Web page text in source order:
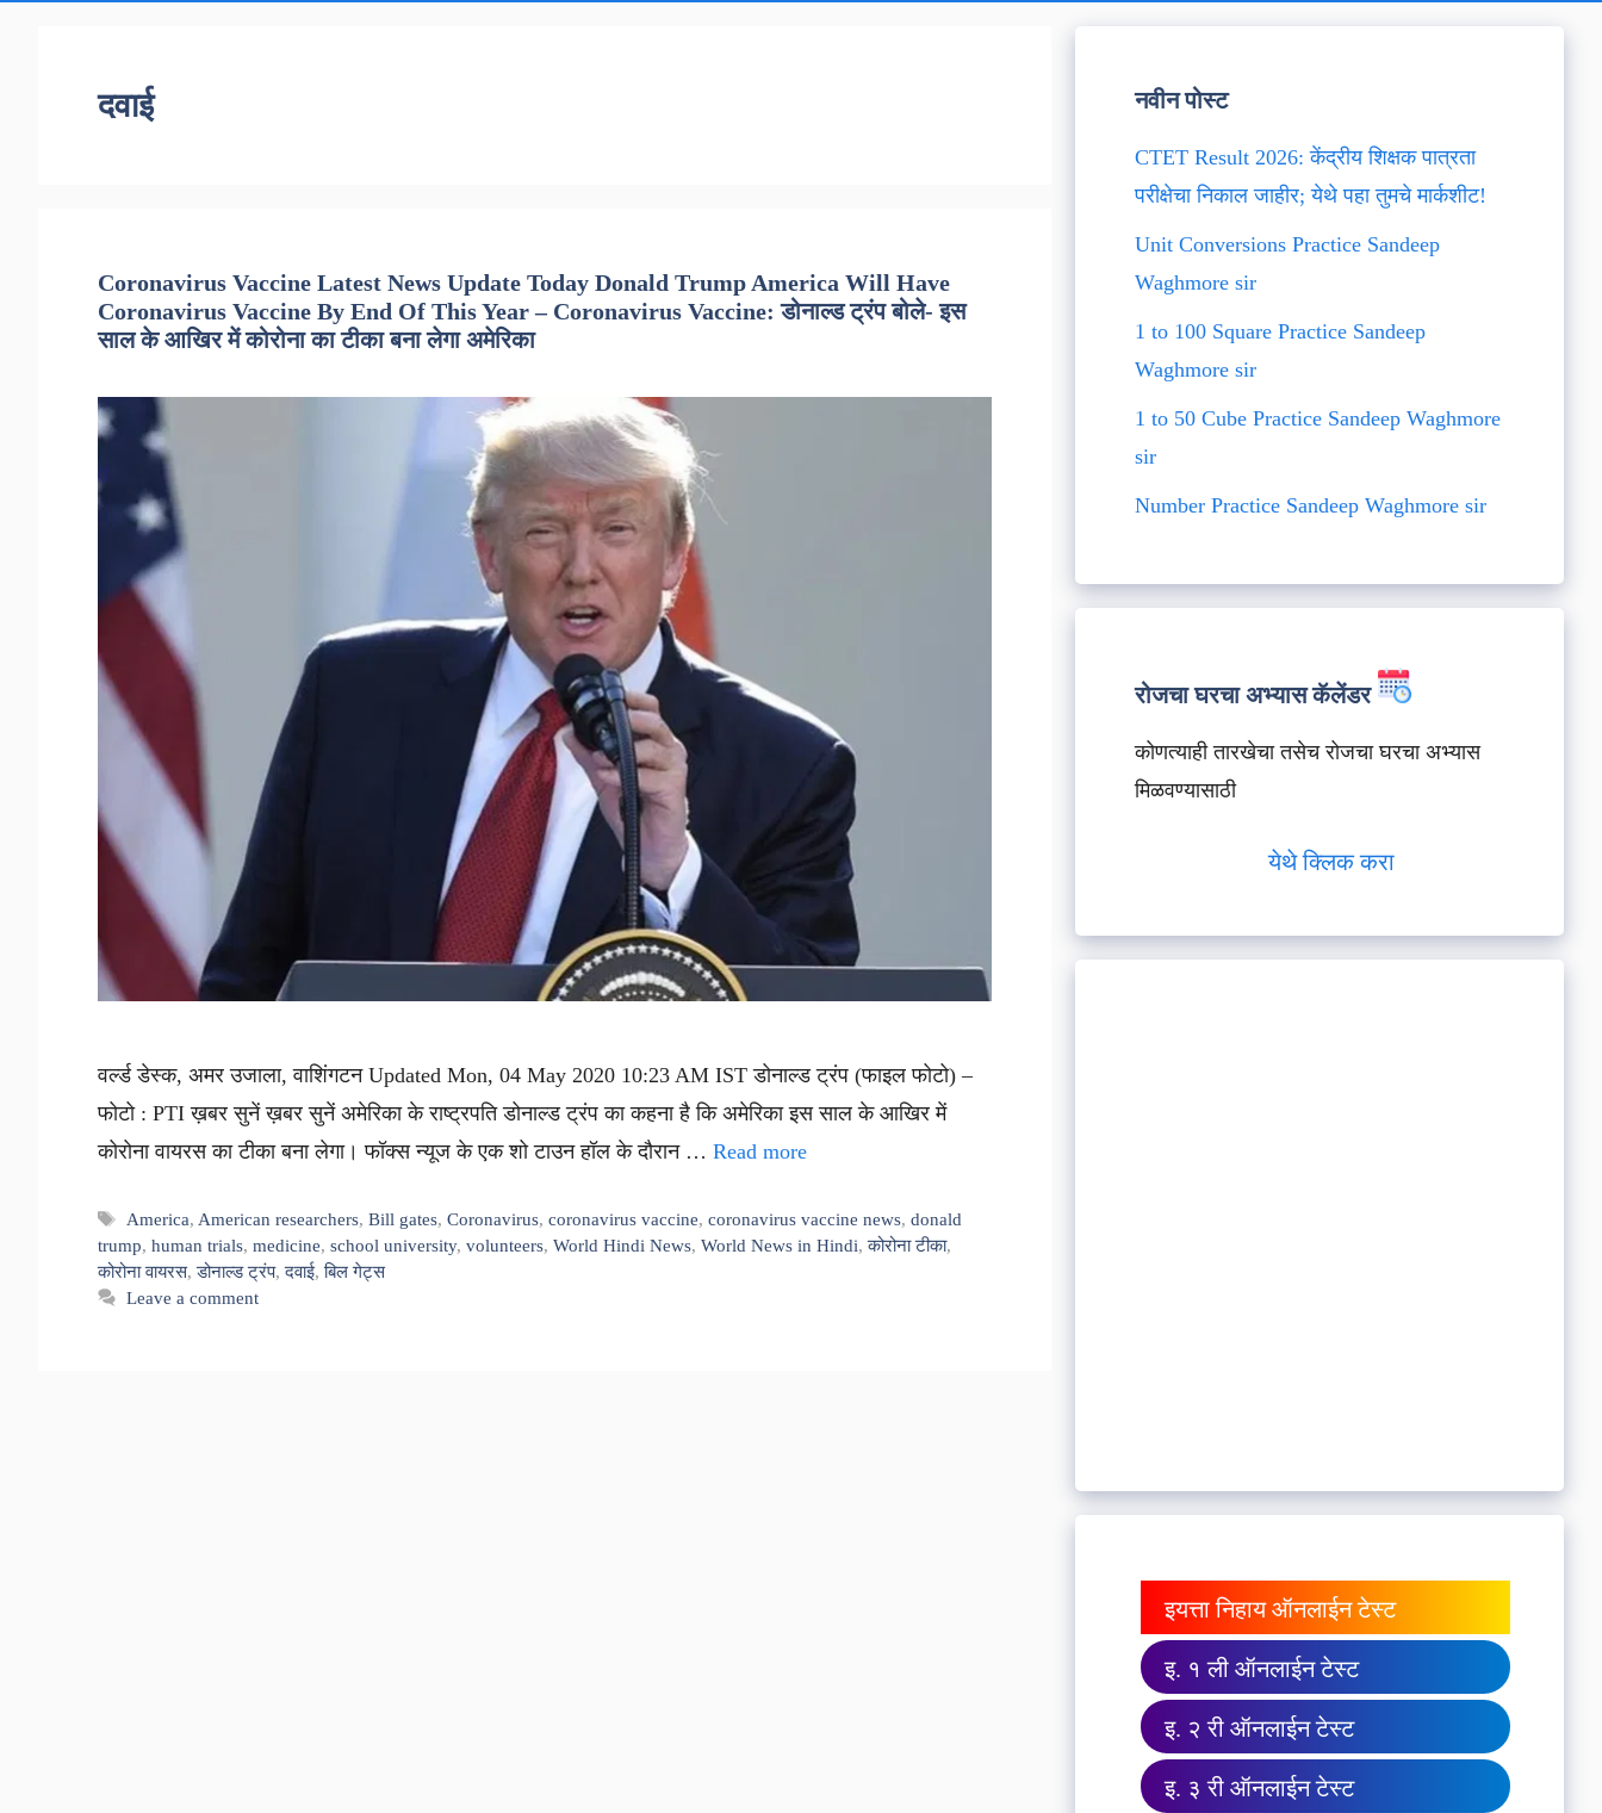
दवाई
Coronavirus Vaccine Latest News Update Today Donald Trump America Will Have
Coronavirus Vaccine By End Of This Year – Coronavirus Vaccine: डोनाल्ड ट्रंप बोले- इस
साल के आखिर में कोरोना का टीका बना लेगा अमेरिका
वर्ल्ड डेस्क, अमर उजाला, वाशिंगटन Updated Mon, 04 May 2020 10:23 AM IST डोनाल्ड ट्रंप (फाइल फोटो) –
फोटो : PTI ख़बर सुनें ख़बर सुनें अमेरिका के राष्ट्रपति डोनाल्ड ट्रंप का कहना है कि अमेरिका इस साल के आखिर में
कोरोना वायरस का टीका बना लेगा। फॉक्स न्यूज के एक शो टाउन हॉल के दौरान … Read more
Tags
America, American researchers,Bill gates,Coronavirus,coronavirus vaccine,coronavirus vaccine news,donald
trump, human trials, medicine, school university, volunteers, World Hindi News, World News in Hindi,कोरोना टीका,
कोरोना वायरस,डोनाल्ड ट्रंप,दवाई,बिल गेट्स
Leave a comment
नवीन पोस्ट
CTET Result 2026: केंद्रीय शिक्षक पात्रता
परीक्षेचा निकाल जाहीर; येथे पहा तुमचे मार्कशीट!
Unit Conversions Practice Sandeep
Waghmore sir
1 to 100 Square Practice Sandeep
Waghmore sir
1 to 50 Cube Practice Sandeep Waghmore
sir
Number Practice Sandeep Waghmore sir
रोजचा घरचा अभ्यास कॅलेंडर
कोणत्याही तारखेचा तसेच रोजचा घरचा अभ्यास
मिळवण्यासाठी
येथे क्लिक करा
इयत्ता निहाय ऑनलाईन टेस्ट
इ. १ ली ऑनलाईन टेस्ट
इ. २ री ऑनलाईन टेस्ट
इ. ३ री ऑनलाईन टेस्ट